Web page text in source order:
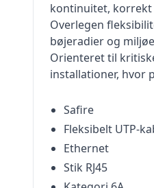
kontinuitet,
Overlegen
bøjeradier og
Orienteret til
installationer, hvor
Safire
Fleksibelt UTP-
Ethernet
Stik RJ45